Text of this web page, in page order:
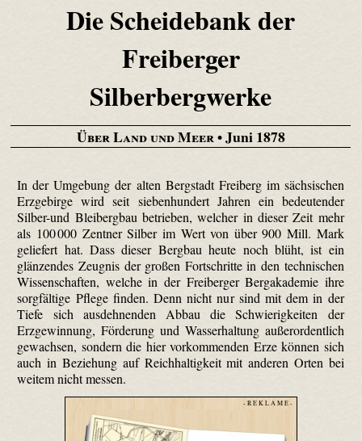
Die Scheidebank der
Freiberger
Silberbergwerke
Über Land und Meer• Juni 1878
In der Umgebung der alten Bergstadt Freiberg im sächsischen
Erzgebirge wird seit siebenhundert Jahren ein bedeutender
Silber-und Bleibergbau betrieben, welcher in dieser Zeit mehr
als 100 000 Zentner Silber im Wert von über 900 Mill. Mark
geliefert hat. Dass dieser Bergbau heute noch blüht, ist ein
glänzendes Zeugnis der großen Fortschritte in den technischen
Wissenschaften, welche in der Freiberger Bergakademie ihre
sorgfältige Pflege finden. Denn nicht nur sind mit dem in der
Tiefe sich ausdehnenden Abbau die Schwierigkeiten der
Erzgewinnung, Förderung und Wasserhaltung außerordentlich
gewachsen, sondern die hier vorkommenden Erze können sich
auch in Beziehung auf Reichhaltigkeit mit anderen Orten bei
weitem nicht messen.
- R E K L A M E -